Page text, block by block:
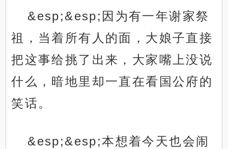
&esp;&esp;因为有一年谢家祭
祖，当着所有人的面，大娘子直接
把这事给挑了出来，大家嘴上没说
什么，暗地里却一直在看国公府的
笑话。
&esp;&esp;本想着今天也会闹